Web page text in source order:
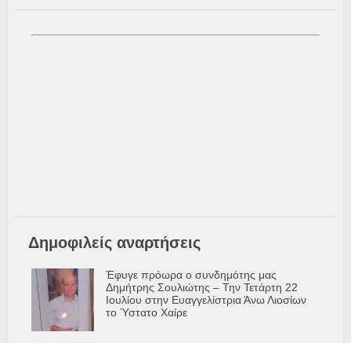
Δημοφιλείς αναρτήσεις
Έφυγε πρόωρα ο συνδημότης μας
Δημήτρης Σουλιώτης – Την Τετάρτη 22
Ιουλίου στην Ευαγγελίστρια Άνω Λιοσίων
το Ύστατο Χαίρε